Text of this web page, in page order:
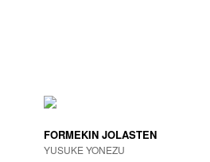
FORMEKIN JOLASTEN
YUSUKE YONEZU